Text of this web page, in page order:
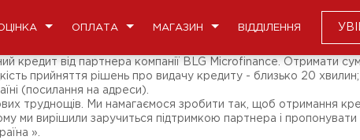
ОПЛАТА МАГАЗИН ВІДДІЛЕННЯ
кредит від партнера компанії BLG Microfinance. Отримати
прийняття рішень про видачу кредиту - близько 20 хвилин;
(посилання на адреси).
труднощів. Ми намагаємося зробити так, щоб отримання
ми вирішили заручиться підтримкою партнера і
».